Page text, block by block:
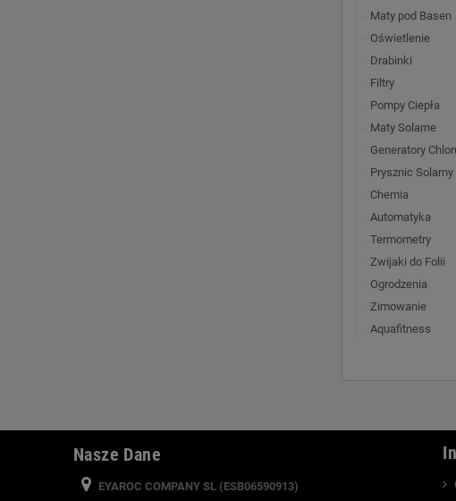
Maty pod Basen
Oświetlenie
Drabinki
Filtry
Pompy Ciepła
Maty Solarne
Generatory
Prysznic Solarny
Chemia
Automatyka
Termometry
Zwijaki do Folii
Ogrodzenia
Zimowanie
Aquafitness
Nasze Dane
EYAROC COMPANY SL (ESB06590913)